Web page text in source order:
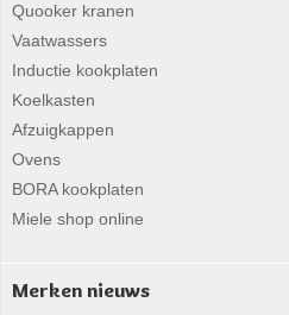
Quooker kranen
Vaatwassers
Inductie kookplaten
Koelkasten
Afzuigkappen
Ovens
BORA kookplaten
Miele shop online
Merken nieuws